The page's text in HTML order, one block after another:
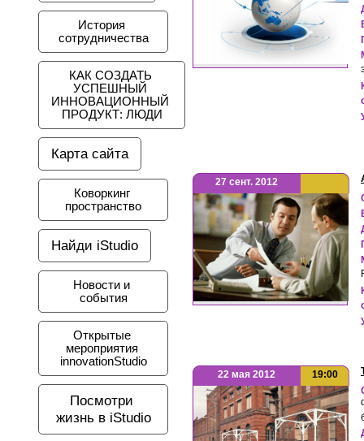
История
сотрудничества
КАК СОЗДАТЬ
УСПЕШНЫЙ
ИННОВАЦИОННЫЙ
ПРОДУКТ: ЛЮДИ
Карта сайта
Коворкинг
пространство
Найди iStudio
Новости и
события
Открытые
мероприятия
innovationStudio
Посмотри
жизнь в iStudio
27 сент. 2012
22 мая 2012 19:00